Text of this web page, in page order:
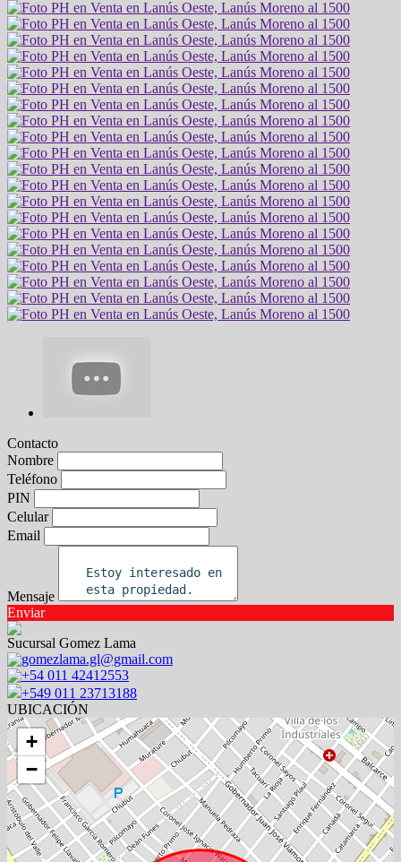
Contacto
Nombre
Teléfono
PIN
Celular
Email
Mensaje
Enviar
Sucursal Gomez Lama
gomezlama.gl@gmail.com
+54 011 42412553
+549 011 23713188
UBICACIÓN
+
−